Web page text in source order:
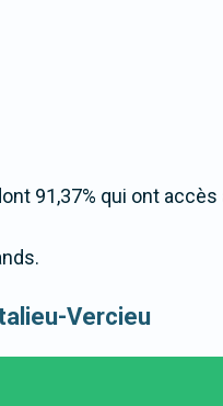
91,37% qui ont accès
Vercieu